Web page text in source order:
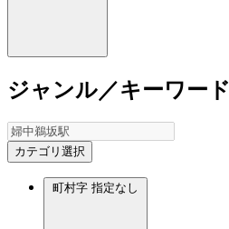
ジャンル／キーワード
カテゴリ選択
町村字 指定なし